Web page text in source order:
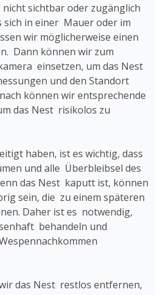
sichtbar oder zugänglich
sich in einer Mauer oder im
wir möglicherweise einen
Dann können wir zum
einsetzen, um das Nest
und den Standort
können wir entsprechende
das Nest risikolos zu
haben, ist es wichtig, dass
und alle Überbleibsel des
das Nest kaputt ist, können
sein, die zu einem späteren
Daher ist es notwendig,
behandeln und
das Nest restlos entfernen,